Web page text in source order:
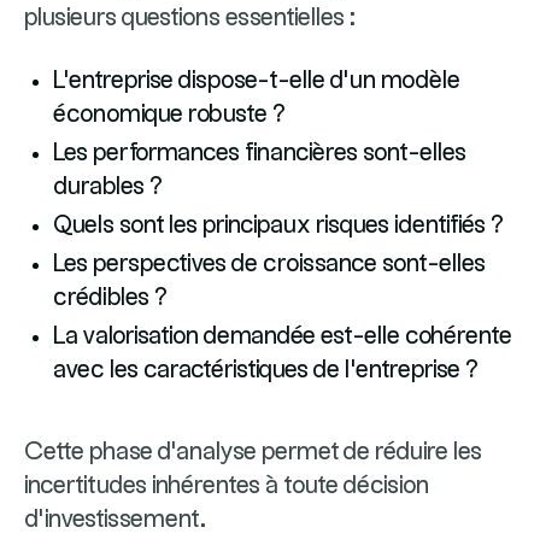
plusieurs questions essentielles :
L'entreprise dispose-t-elle d'un modèle
économique robuste ?
Les performances financières sont-elles
durables ?
Quels sont les principaux risques identifiés ?
Les perspectives de croissance sont-elles
crédibles ?
La valorisation demandée est-elle cohérente
avec les caractéristiques de l'entreprise ?
Cette phase d'analyse permet de réduire les
incertitudes inhérentes à toute décision
d'investissement.